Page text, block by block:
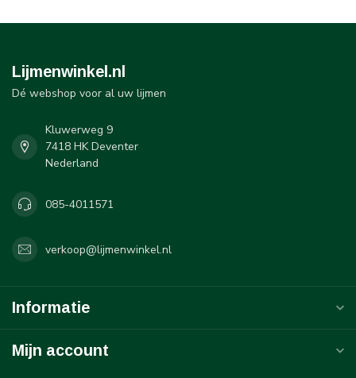
Lijmenwinkel.nl
Dé webshop voor al uw lijmen
Kluwerweg 9
7418 HK Deventer
Nederland
085-4011571
verkoop@lijmenwinkel.nl
Informatie
Mijn account